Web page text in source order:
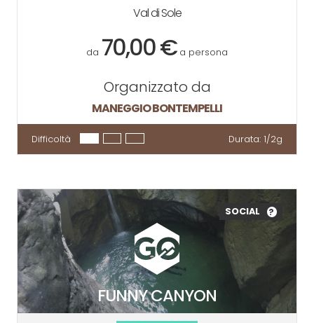
Val di Sole
da 70,00 € a persona
Organizzato da
MANEGGIO BONTEMPELLI
Difficoltà Durata: 1/2g
FUNNY CANYON
SOCIAL ?